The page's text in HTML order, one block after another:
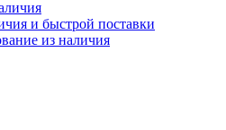
и быстрой поставки